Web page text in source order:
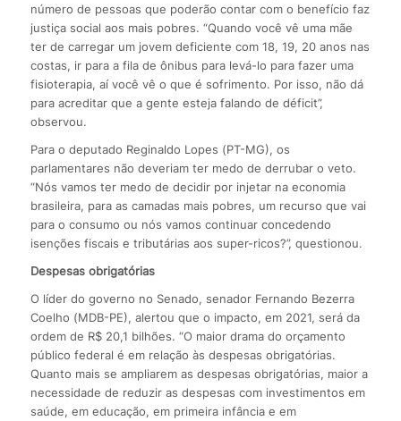
número de pessoas que poderão contar com o benefício faz
justiça social aos mais pobres. “Quando você vê uma mãe
ter de carregar um jovem deficiente com 18, 19, 20 anos nas
costas, ir para a fila de ônibus para levá-lo para fazer uma
fisioterapia, aí você vê o que é sofrimento. Por isso, não dá
para acreditar que a gente esteja falando de déficit”,
observou.
Para o deputado Reginaldo Lopes (PT-MG), os
parlamentares não deveriam ter medo de derrubar o veto.
“Nós vamos ter medo de decidir por injetar na economia
brasileira, para as camadas mais pobres, um recurso que vai
para o consumo ou nós vamos continuar concedendo
isenções fiscais e tributárias aos super-ricos?”, questionou.
Despesas obrigatórias
O líder do governo no Senado, senador Fernando Bezerra
Coelho (MDB-PE), alertou que o impacto, em 2021, será da
ordem de R$ 20,1 bilhões. “O maior drama do orçamento
público federal é em relação às despesas obrigatórias.
Quanto mais se ampliarem as despesas obrigatórias, maior a
necessidade de reduzir as despesas com investimentos em
saúde, em educação, em primeira infância e em